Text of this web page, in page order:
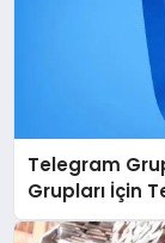
Telegram
Grupları İçin